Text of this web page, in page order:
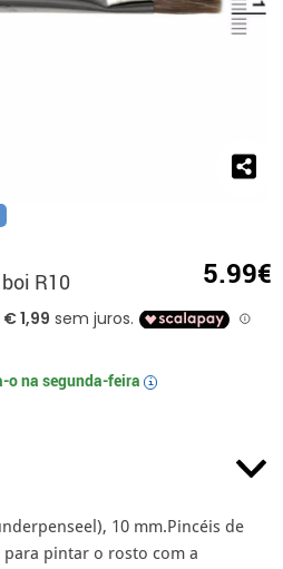
R10 5.99€
o na segunda-feira i
10 mm.Pincéis de
pintar o rosto com a